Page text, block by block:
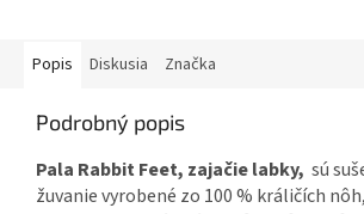
Popis Diskusia Značka
Podrobný popis
Pala Rabbit Feet, zajačie labky, sú
žuvanie vyrobené zo 100 % králičích